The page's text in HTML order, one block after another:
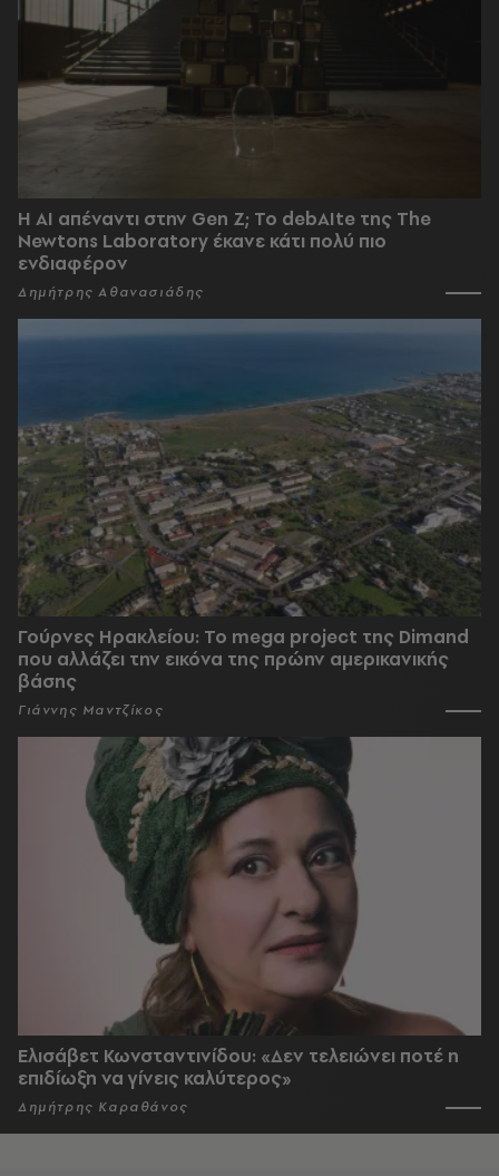
Η AI απέναντι στην Gen Z; Το debAIte της The
Newtons Laboratory έκανε κάτι πολύ πιο
ενδιαφέρον
Δημήτρης Αθανασιάδης
Γούρνες Ηρακλείου: To mega project της Dimand
που αλλάζει την εικόνα της πρώην αμερικανικής
βάσης
Γιάννης Μαντζίκος
Ελισάβετ Κωνσταντινίδου: «Δεν τελειώνει ποτέ η
επιδίωξη να γίνεις καλύτερος»
Δημήτρης Καραθάνος